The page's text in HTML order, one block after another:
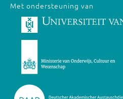
Met ondersteuning van